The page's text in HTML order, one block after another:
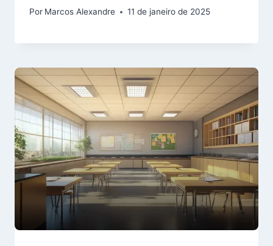
Por Marcos Alexandre 11 de janeiro de 2025